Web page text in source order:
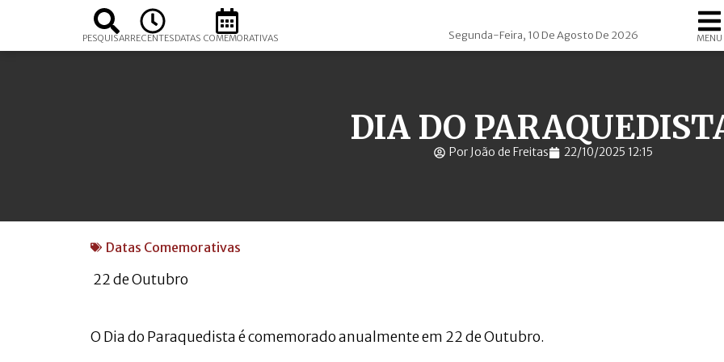
PESQUISARRECENTESDATAS COMEMORATIVAS Segunda-Feira, 10 De Agosto De 2026 MENU
DIA DO
Por João de Freitas 22/10/2025 12:15
Datas Comemorativas
22 de Outubro
O Dia do Paraquedista é comemorado anualmente em 22 de Outubro.